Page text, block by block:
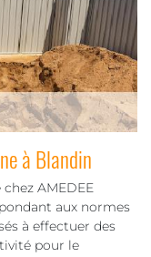
à Blandin
AMEDEE
aux normes
à effectuer des
pour le